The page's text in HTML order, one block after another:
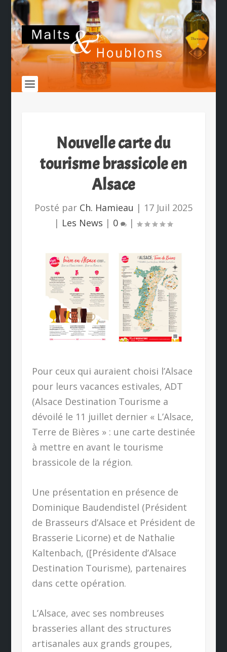
Nouvelle carte du
tourisme brassicole en
Alsace
Posté par Ch. Hamieau | 17 Juil 2025
| Les News | 0 |
Pour ceux qui auraient choisi l’Alsace
pour leurs vacances estivales, ADT
(Alsace Destination Tourisme a
dévoilé le 11 juillet dernier « L’Alsace,
Terre de Bières » : une carte destinée
à mettre en avant le tourisme
brassicole de la région.
Une présentation en présence de
Dominique Baudendistel (Président
de Brasseurs d’Alsace et Président de
Brasserie Licorne) et de Nathalie
Kaltenbach, ([Présidente d’Alsace
Destination Tourisme), partenaires
dans cette opération.
L’Alsace, avec ses nombreuses
brasseries allant des structures
artisanales aux grands groupes,